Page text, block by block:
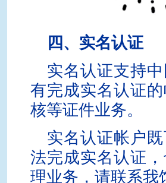
四、实名认证
实名认证支持
有完成实名认证
核等证件业务。
实名认证帐户
法完成实名认证
理业务，请联系我